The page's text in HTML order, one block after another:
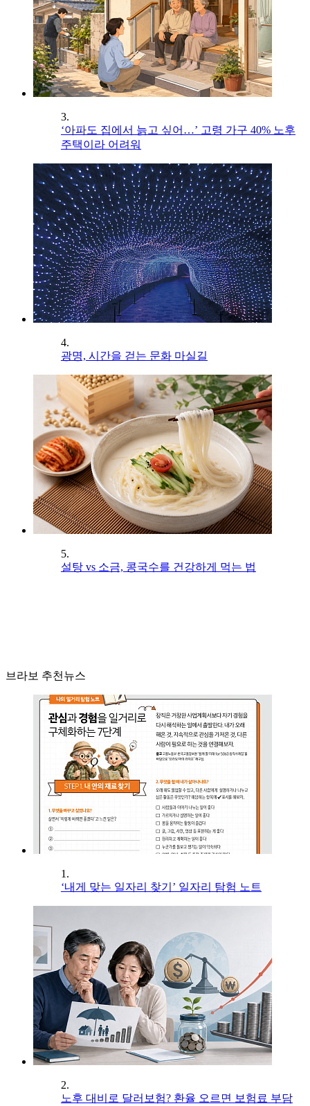
3.
‘아파도 집에서 늙고 싶어…’ 고령 가구 40% 노후
주택이라 어려워
4.
광명, 시간을 걷는 문화 마실길
5.
설탕 vs 소금, 콩국수를 건강하게 먹는 법
브라보 추천뉴스
1.
‘내게 맞는 일자리 찾기’ 일자리 탐험 노트
2.
노후 대비로 달러보험? 환율 오르면 보험료 부담